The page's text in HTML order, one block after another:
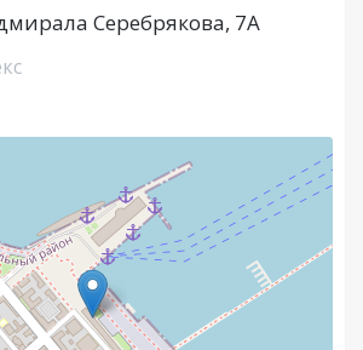
Серебрякова, 7А